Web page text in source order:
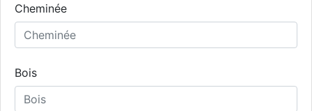
Cheminée
Bois